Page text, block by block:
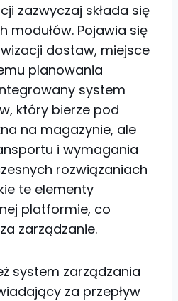
zazwyczaj składa się
modułów. Pojawia się
dostaw, miejsce
planowania
system
który bierze pod
na magazynie, ale
i wymagania
rozwiązaniach
te elementy
platformie, co
zarządzanie.
system zarządzania
za przepływ